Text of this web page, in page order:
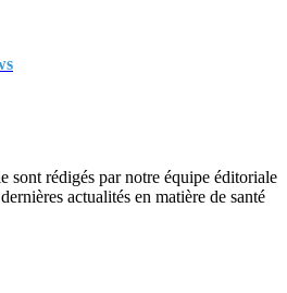
sont rédigés par notre équipe éditoriale
actualités en matière de santé